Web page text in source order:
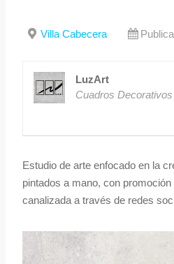
Villa Cabecera
LuzArt
Cuadros Decorativos
Estudio de arte enfocado en la
pintados a mano, con
canalizada a través de redes